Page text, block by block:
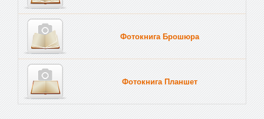
Фотокнига Брошюра
Фотокнига Планшет